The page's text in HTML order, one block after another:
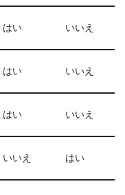
はい いいえ
はい いいえ
はい いいえ
いいえ はい